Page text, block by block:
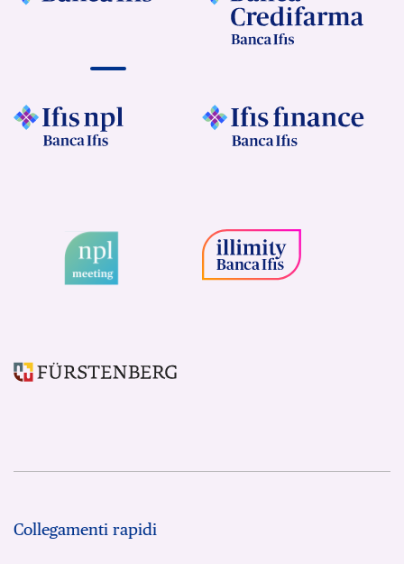
Collegamenti rapidi